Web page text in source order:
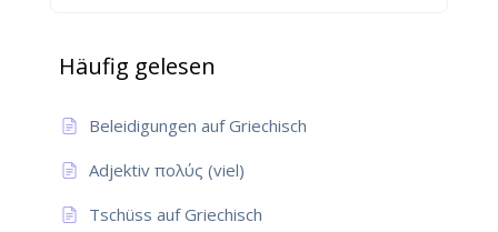
Häufig gelesen
Beleidigungen auf Griechisch
Adjektiv πολύς (viel)
Tschüss auf Griechisch